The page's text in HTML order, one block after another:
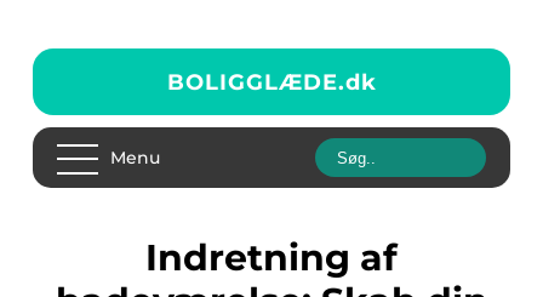
BOLIGGLÆDE.dk
Menu
Indretning af